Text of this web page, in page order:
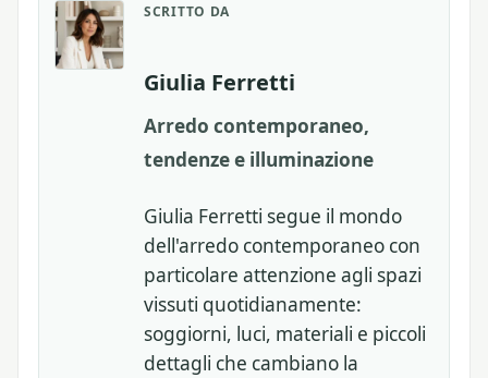
SCRITTO DA
Giulia Ferretti
Arredo contemporaneo,
tendenze e illuminazione
Giulia Ferretti segue il mondo
dell'arredo contemporaneo con
particolare attenzione agli spazi
vissuti quotidianamente:
soggiorni, luci, materiali e piccoli
dettagli che cambiano la